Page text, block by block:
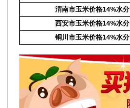
渭南市玉米价格14%水分
西安市玉米价格14%水分
铜川市玉米价格14%水分